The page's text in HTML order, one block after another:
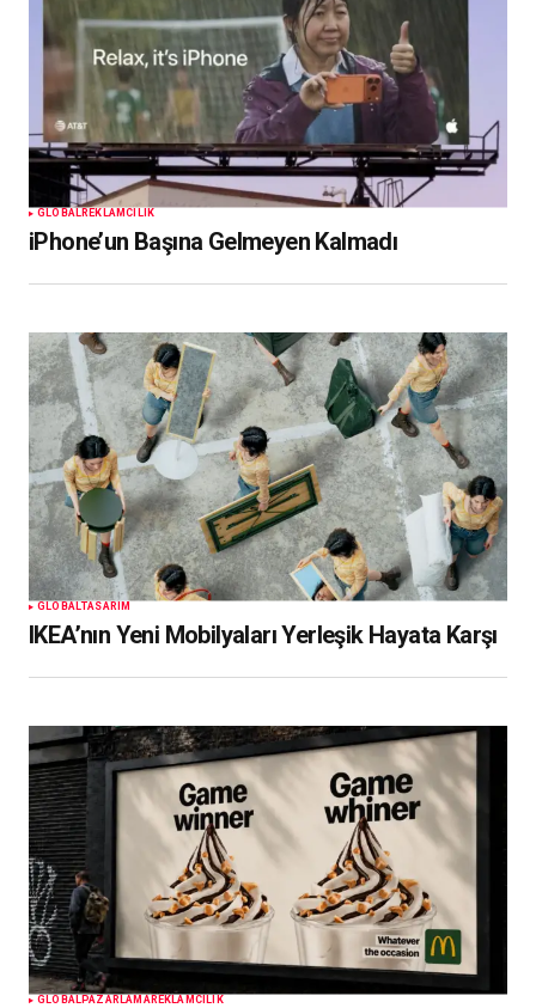
GLOBAL REKLAMCILIK
iPhone’un Başına Gelmeyen Kalmadı
GLOBALTASARIM
IKEA’nın Yeni Mobilyaları Yerleşik Hayata Karşı
GLOBAL PAZARLAMA REKLAMCILIK